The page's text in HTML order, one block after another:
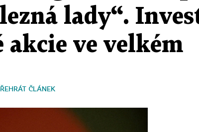
lady“.
ve velkém
ČLÁNEK